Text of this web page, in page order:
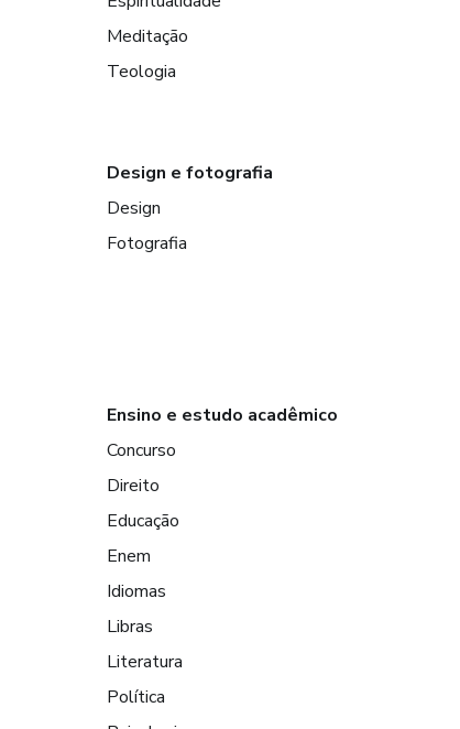
Meditação
Teologia
Design e fotografia
Design
Fotografia
Ensino e estudo acadêmico
Concurso
Direito
Educação
Enem
Idiomas
Libras
Literatura
Política